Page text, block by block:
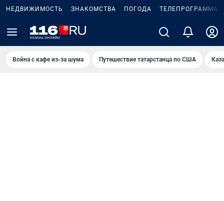
НЕДВИЖИМОСТЬ ЗНАКОМСТВА ПОГОДА ТЕЛЕПРОГРАММА
Война с кафе из-за шума Путешествие татарстанца по США